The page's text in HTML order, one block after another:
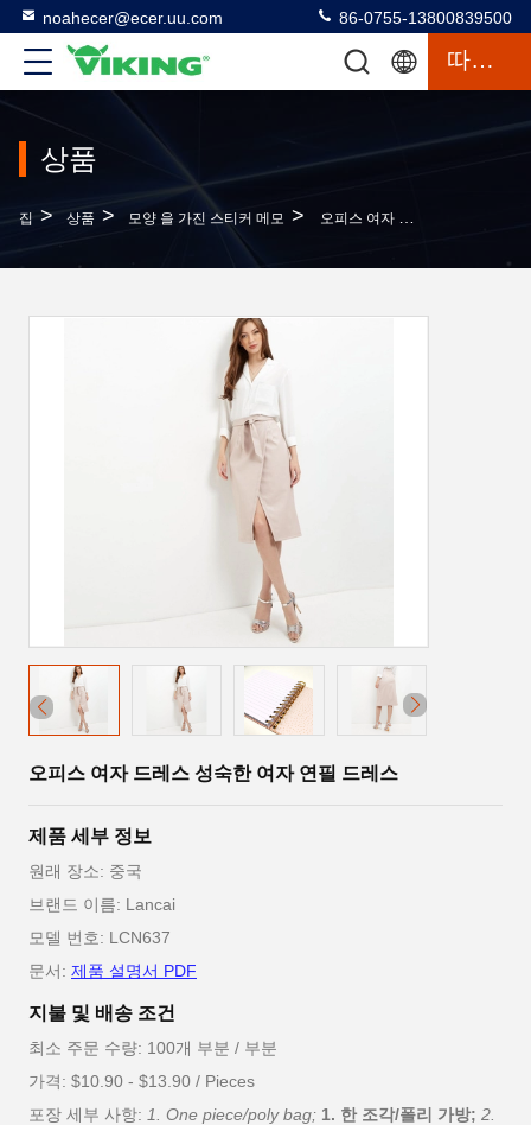
noahecer@ecer.uu.com 86-0755-13800839500
따옴표
상품
집 > 상품 > 모양 을 가진 스티커 메모 > 오피스 여자 드레스 성숙한 여자 연필 드레스
오피스 여자 드레스 성숙한 여자 연필 드레스
제품 세부 정보
원래 장소: 중국
브랜드 이름: Lancai
모델 번호: LCN637
문서: 제품 설명서 PDF
지불 및 배송 조건
최소 주문 수량: 100개 부분 / 부분
가격: $10.90 - $13.90 / Pieces
포장 세부 사항: 1. One piece/poly bag; 1. 한 조각/폴리 가방; 2.